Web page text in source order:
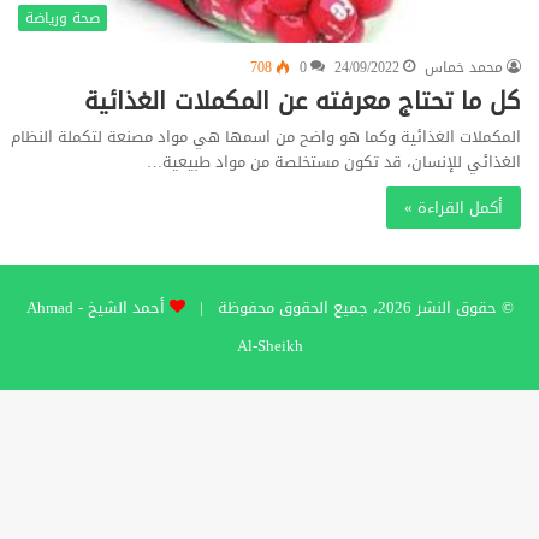
صحة ورياضة
محمد خماس
24/09/2022
0
708
كل ما تحتاج معرفته عن المكملات الغذائية
المكملات الغذائية وكما هو واضح من اسمها هي مواد مصنعة لتكملة النظام
الغذائي للإنسان، قد تكون مستخلصة من مواد طبيعية…
أكمل القراءة »
© حقوق النشر 2026، جميع الحقوق محفوظة |
أحمد الشيخ - Ahmad
Al-Sheikh